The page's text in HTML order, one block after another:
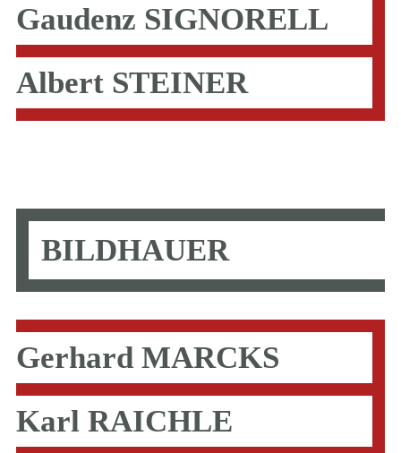
Gaudenz SIGNORELL
Albert STEINER
BILDHAUER
Gerhard MARCKS
Karl RAICHLE